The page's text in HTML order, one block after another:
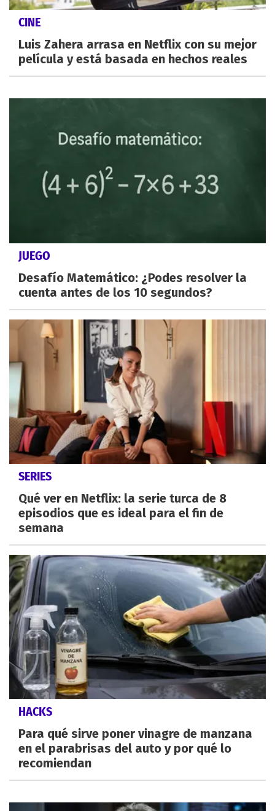
CINE
Luis Zahera arrasa en Netflix con su mejor
película y está basada en hechos reales
JUEGO
Desafío Matemático: ¿Podes resolver la
cuenta antes de los 10 segundos?
SERIES
Qué ver en Netflix: la serie turca de 8
episodios que es ideal para el fin de
semana
HACKS
Para qué sirve poner vinagre de manzana
en el parabrisas del auto y por qué lo
recomiendan